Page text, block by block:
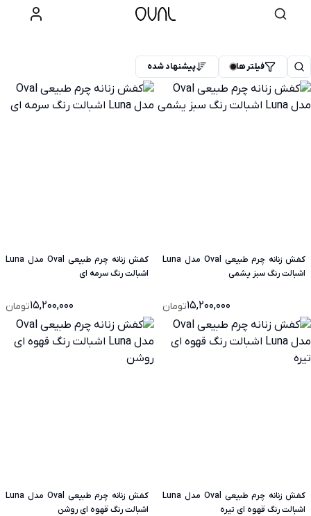
فیلتر ها پیشنهاد شده
کفش زنانه چرم طبیعی Oval مدل Luna
اشبالت رنگ سبز یشمی
15,200,000تومان
کفش زنانه چرم طبیعی Oval مدل Luna
اشبالت رنگ سرمه ای
15,200,000تومان
کفش زنانه چرم طبیعی Oval مدل Luna
اشبالت رنگ قهوه ای تیره
کفش زنانه چرم طبیعی Oval مدل Luna
اشبالت رنگ قهوه ای روشن